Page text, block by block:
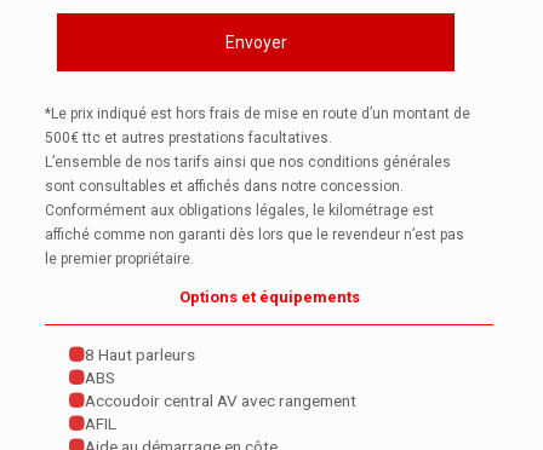
*Le prix indiqué est hors frais de mise en route d’un montant de
500€ ttc et autres prestations facultatives.
L’ensemble de nos tarifs ainsi que nos conditions générales
sont consultables et affichés dans notre concession.
Conformément aux obligations légales, le kilométrage est
affiché comme non garanti dès lors que le revendeur n’est pas
le premier propriétaire.
Options et équipements
8 Haut parleurs
ABS
Accoudoir central AV avec rangement
AFIL